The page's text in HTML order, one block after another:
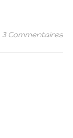
3 Commentaires